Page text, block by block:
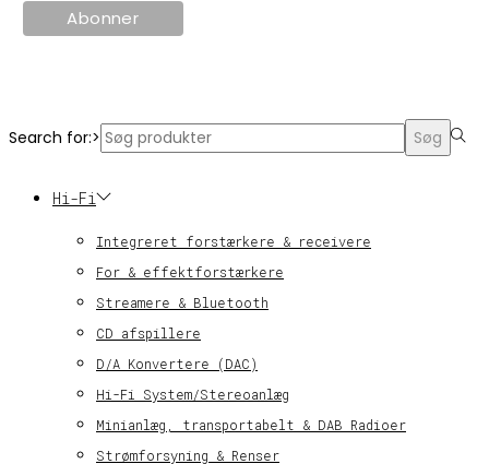
Search for:> Søg
Hi-Fi
Integreret forstærkere & receivere
For & effektforstærkere
Streamere & Bluetooth
CD afspillere
D/A Konvertere (DAC)
Hi-Fi System/Stereoanlæg
Minianlæg, transportabelt & DAB Radioer
Strømforsyning & Renser